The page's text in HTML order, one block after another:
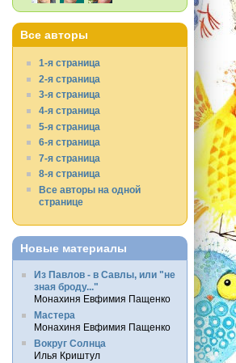
Все авторы
1-я страница
2-я страница
3-я страница
4-я страница
5-я страница
6-я страница
7-я страница
8-я страница
Все авторы на одной
странице
Новые материалы
Из Павлов - в Савлы, или "не
зная броду..."
Монахиня Евфимия Пащенко
Мастера
Монахиня Евфимия Пащенко
Вокруг Солнца
Илья Криштул